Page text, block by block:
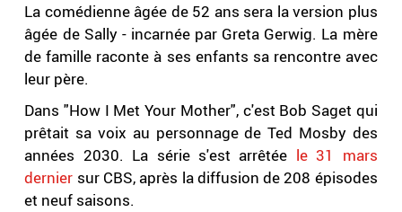
La comédienne âgée de 52 ans sera la version plus
âgée de Sally - incarnée par Greta Gerwig. La mère
de famille raconte à ses enfants sa rencontre avec
leur père.
Dans "How I Met Your Mother", c'est Bob Saget qui
prêtait sa voix au personnage de Ted Mosby des
années 2030. La série s'est arrêtée le 31 mars
dernier sur CBS, après la diffusion de 208 épisodes
et neuf saisons.